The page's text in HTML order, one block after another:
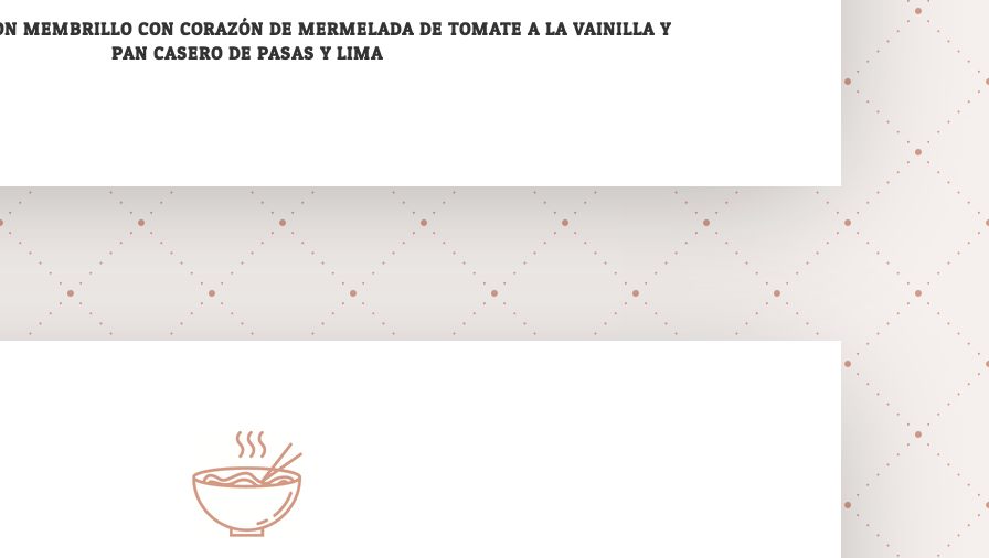
MEMBRILLO CON CORAZÓN DE MERMELADA DE TOMATE A LA VAINILLA Y
PAN CASERO DE PASAS Y LIMA